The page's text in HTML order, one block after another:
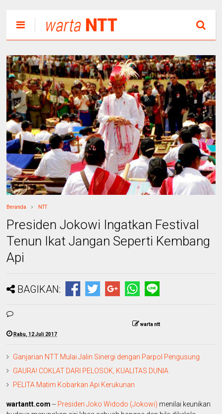
Beranda NTT
Presiden Jokowi Ingatkan Festival
Tenun Ikat Jangan Seperti Kembang
Api
BAGIKAN:
warta ntt
Rabu, 12 Juli 2017
Ganjarian NTT Mulai Jalin Sinergi dengan Parpol Pengusung
GAURA! COKLAT DARI PELOSOK, KUALITAS DUNIA
PELITA Matim Kobarkan Api Kerukunan
wartantt.com -- Presiden Joko Widodo (Jokowi) menilai keunikan